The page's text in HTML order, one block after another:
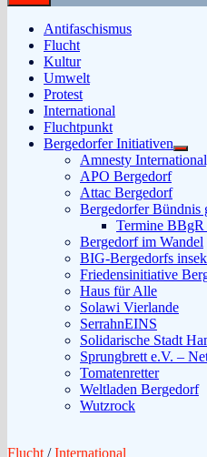
Antifaschismus
Flucht
Kultur
Umwelt
Protest
International
Fluchtpunkt
Bergedorfer Initiativen
Amnesty
APO Bergedorf
Attac Bergedorf
Bergedorfer Bündnis
Termine BBgR
Bergedorf im Wandel
BIG-Bergedorfs
Friedensinitiative
Haus für Alle
Solawi Vierlande
SerrahnEINS
Solidarische Stadt
Sprungbrett e.V. –
Tomatenretter
Weltladen Bergedorf
Wutzrock
Flucht /International